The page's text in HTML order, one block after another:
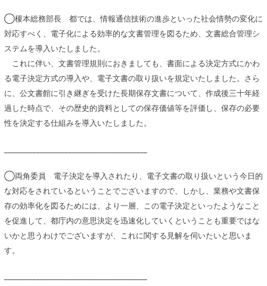
◯榎本総務部長 都では、情報通信技術の進歩といった社会情勢の変化に
対応すべく、電子化による効率的な文書管理を図るため、文書総合管理シ
ステムを導入いたしました。
これに伴い、文書管理規則におきましても、書面による決定方式にかわ
る電子決定方式の導入や、電子文書の取り扱いを規定いたしました。さら
に、公文書館に引き継ぎを受けた長期保存文書について、作成後三十年経
過した時点で、その歴史的資料としての保存価値等を評価し、保存の必要
性を決定する仕組みを導入いたしました。
◯両角委員 電子決定を導入されたり、電子文書の取り扱いという今日的
な対応をされているということでございますので、しかし、業務や文書保
存の効率化を図るためには、より一層、この電子決定といったようなこと
を促進して、都庁内の意思決定を迅速化していくということも重要ではな
いかと思うわけでございますが、これに関する見解を伺いたいと思いま
す。